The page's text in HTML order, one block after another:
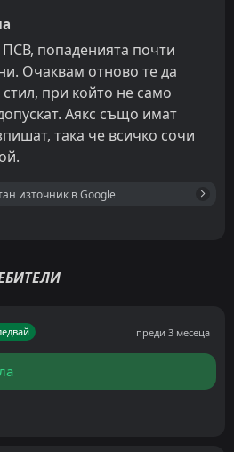
ПСВ, попаденията почти
Очаквам отново те да
при който не само
Аякс също имат
така че всичко сочи
източник в Google
преди 3 месеца